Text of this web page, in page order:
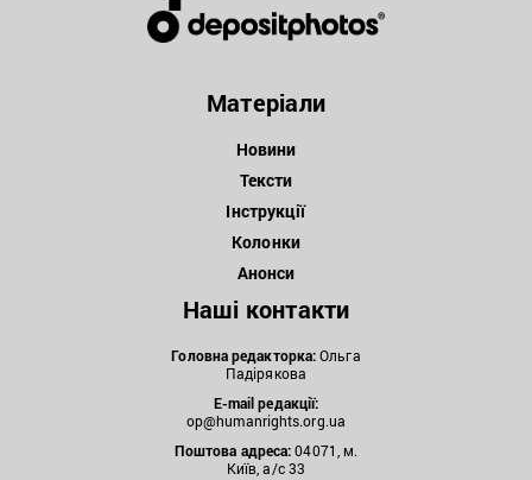
Матеріали
Новини
Тексти
Інструкції
Колонки
Анонси
Наші контакти
Головна редакторка:Ольга
Падірякова
E-mail редакції:
op@humanrights.org.ua
Поштова адреса:04071, м.
Київ, а/с 33